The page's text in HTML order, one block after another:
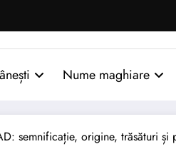
Nume maghiare
semnificație, origine, trăsături și